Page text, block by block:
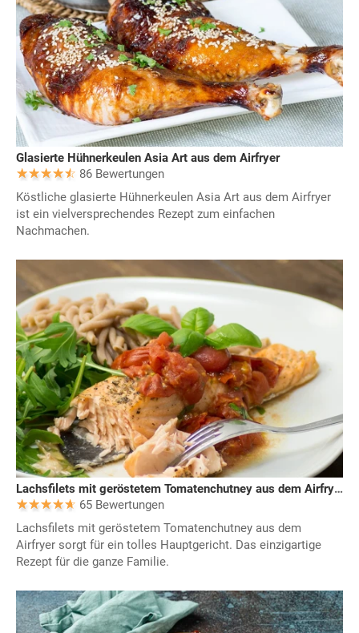
Glasierte Hühnerkeulen Asia Art aus dem Airfryer
86 Bewertungen
Köstliche glasierte Hühnerkeulen Asia Art aus dem Airfryer
ist ein vielversprechendes Rezept zum einfachen
Nachmachen.
Lachsfilets mit geröstetem Tomatenchutney aus dem Airfryer
65 Bewertungen
Lachsfilets mit geröstetem Tomatenchutney aus dem
Airfryer sorgt für ein tolles Hauptgericht. Das einzigartige
Rezept für die ganze Familie.